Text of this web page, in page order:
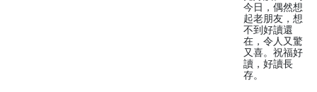
今日，偶然想
起老朋友，想
不到好讀還
在，令人又驚
又喜。祝福好
讀，好讀長
存。